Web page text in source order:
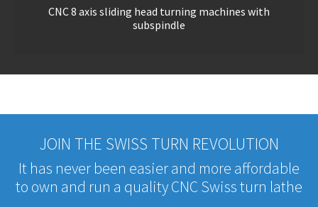
CNC 8 axis sliding head turning machines with
subspindle
JOIN THE SWISS TURN REVOLUTION
It has never been easier and more affordable
to own and run a quality CNC Swiss turn lathe